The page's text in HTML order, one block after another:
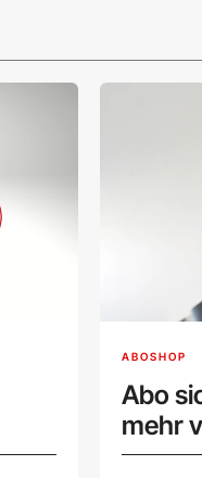
ABOSHOP
Abo
mehr